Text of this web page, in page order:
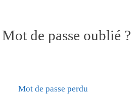
Mot de passe oublié ?
Mot de passe perdu